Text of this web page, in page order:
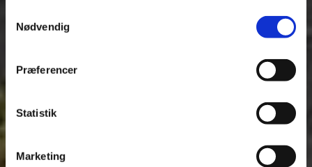
Nødvendig
Præferencer
Statistik
Marketing